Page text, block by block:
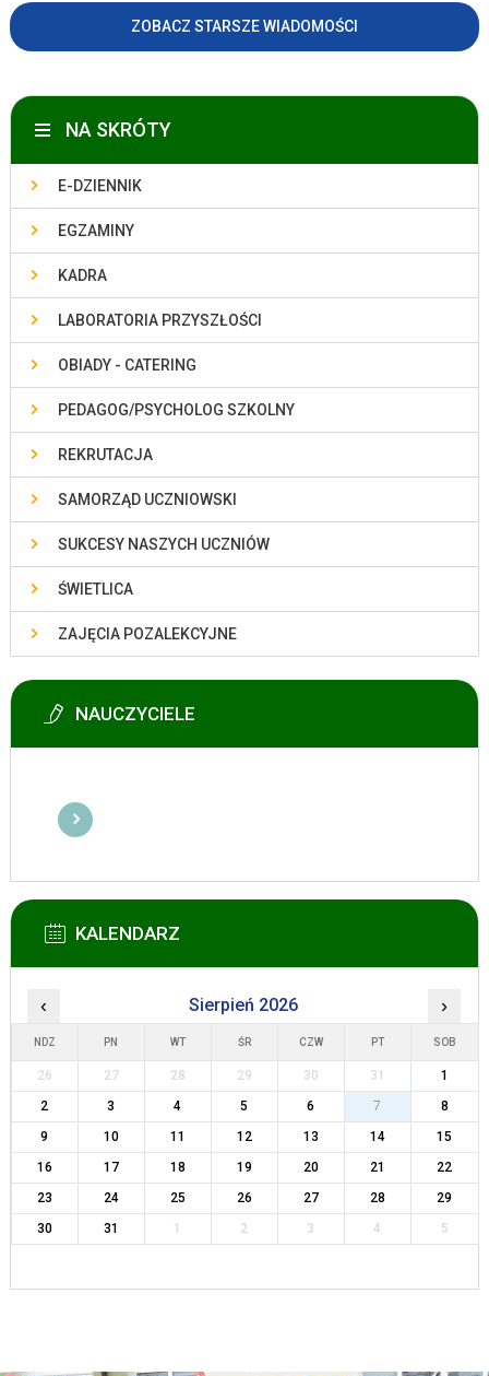
ZOBACZ STARSZE WIADOMOŚCI
NA SKRÓTY
E-DZIENNIK
EGZAMINY
KADRA
LABORATORIA PRZYSZŁOŚCI
OBIADY - CATERING
PEDAGOG/PSYCHOLOG SZKOLNY
REKRUTACJA
SAMORZĄD UCZNIOWSKI
SUKCESY NASZYCH UCZNIÓW
ŚWIETLICA
ZAJĘCIA POZALEKCYJNE
NAUCZYCIELE
KALENDARZ
‹ Sierpień 2026 ›
NDZ PN WT ŚR CZW PT SOB
26 27 28 29 30 31
1
2
3 4 5 6 7
8
9
10 11 12 13 14
15
16
17 18 19 20 21
22
23
24 25 26 27 28
29
30
31 1 2 3 4 5